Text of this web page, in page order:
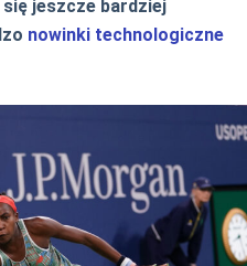
jeszcze bardziej
nowinki technologiczne